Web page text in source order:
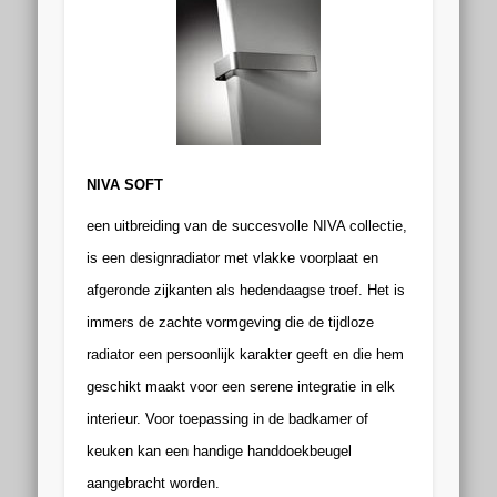
NIVA SOFT
een uitbreiding van de succesvolle NIVA collectie,
is een designradiator met vlakke voorplaat en
afgeronde zijkanten als hedendaagse troef.
Het is
immers de zachte vormgeving die de tijdloze
radiator een persoonlijk karakter geeft en die hem
geschikt maakt voor een serene integratie in elk
interieur. Voor toepassing in de badkamer of
keuken kan een handige handdoekbeugel
aangebracht worden.